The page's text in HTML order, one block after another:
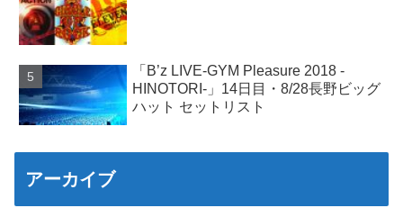
「B’z LIVE-GYM Pleasure 2018 -
HINOTORI-」14日目・8/28長野ビッグ
ハット セットリスト
アーカイブ